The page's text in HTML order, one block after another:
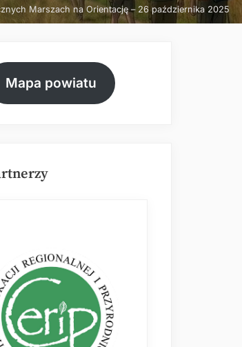
Marszach na Orientację – 26 października 2025
Mapa powiatu